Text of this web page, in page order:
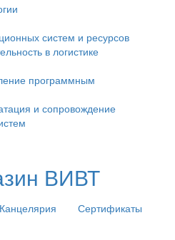
систем и ресурсов
в логистике
программным
и сопровождение
ВИВТ
Канцелярия
Сертификаты